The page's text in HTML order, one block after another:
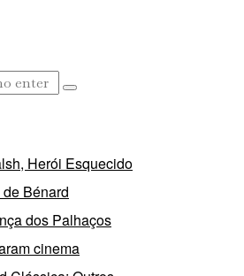
Herói Esquecido
Bénard
dos Palhaços
cinema